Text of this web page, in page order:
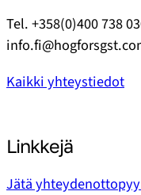
Tel. +358(0)400 738
Kaikki yhteystiedot
Linkkejä
Jätä